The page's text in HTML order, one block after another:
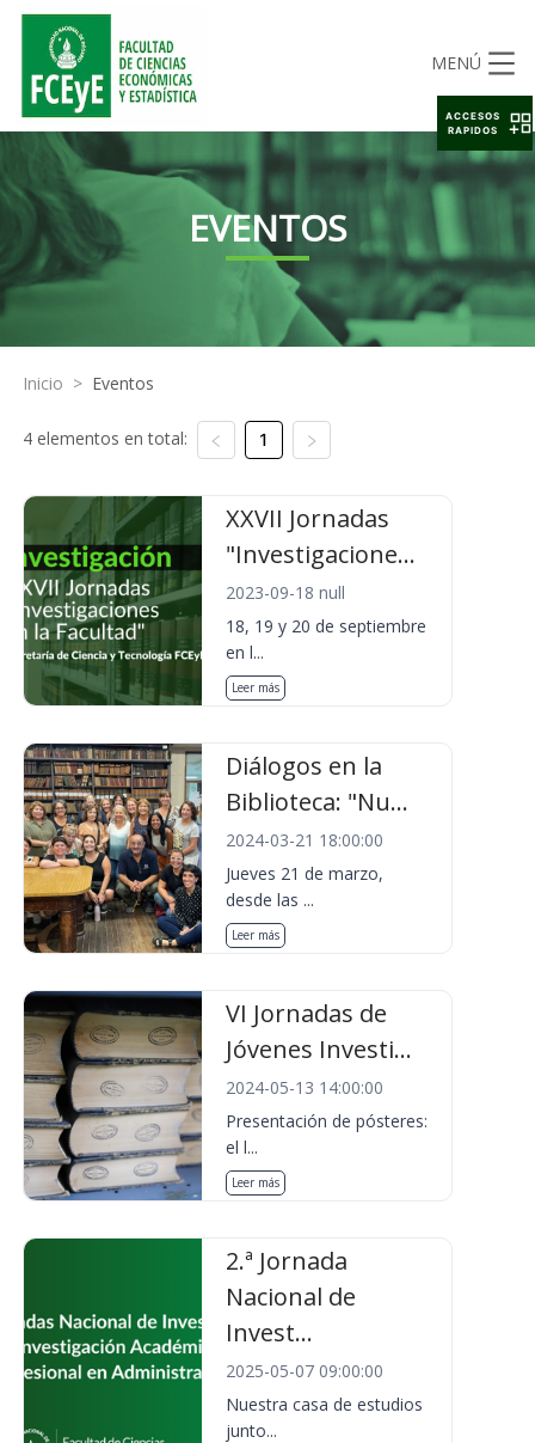
MENÚ
EVENTOS
Inicio > Eventos
4 elementos en total: 1
XXVII Jornadas
"Investigacione...
2023-09-18 null
18, 19 y 20 de septiembre
en l...
Leer más
Diálogos en la
Biblioteca: "Nu...
2024-03-21 18:00:00
Jueves 21 de marzo,
desde las ...
Leer más
VI Jornadas de
Jóvenes Investi...
2024-05-13 14:00:00
Presentación de pósteres:
el l...
Leer más
2.ª Jornada
Nacional de
Invest...
2025-05-07 09:00:00
Nuestra casa de estudios
junto...
ACCESOS
RAPIDOS